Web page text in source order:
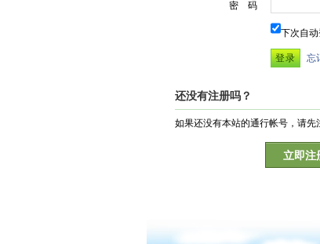
密 码
下次自
忘
还没有注册吗？
如果还没有本站的通行帐号，请先
立即注